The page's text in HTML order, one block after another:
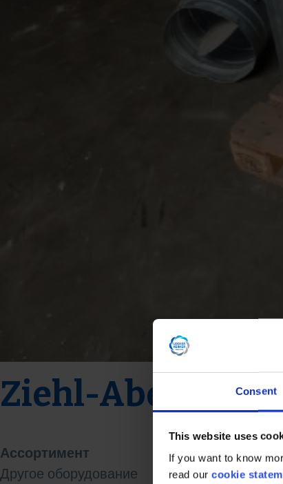
Consent
This website uses
If you want to know
read our cookie
Ziehl-Abegg
Ассортимент
Другое оборудование